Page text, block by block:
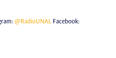
@RadioUNALFacebook: